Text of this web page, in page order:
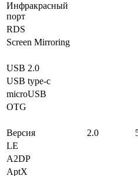
Инфракрасный
порт
RDS
Screen Mirroring
USB 2.0
USB type-c
microUSB
OTG
Версия
2.0
LE
A2DP
AptX